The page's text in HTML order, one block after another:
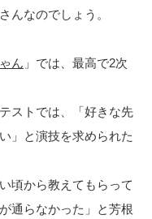
んなのでしょう。
ん 」では、最高で2次
ストでは、「好きな先
」と演技を求められた
頃から教えてもらって
通らなかった」と芳根